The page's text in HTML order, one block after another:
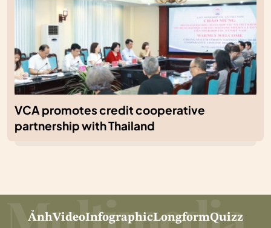
VCA promotes credit cooperative
partnership with Thailand
ẢnhVideoInfographicLongformQuizz